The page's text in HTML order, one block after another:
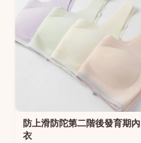
防上滑防陀第二階後發育期內
衣